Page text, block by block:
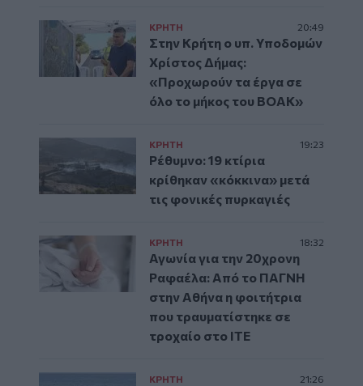
ΚΡΗΤΗ 20:49
Στην Κρήτη ο υπ. Υποδομών
Χρίστος Δήμας:
«Προχωρούν τα έργα σε
όλο το μήκος του ΒΟΑΚ»
ΚΡΗΤΗ 19:23
Ρέθυμνο: 19 κτίρια
κρίθηκαν «κόκκινα» μετά
τις φονικές πυρκαγιές
ΚΡΗΤΗ 18:32
Αγωνία για την 20χρονη
Ραφαέλα: Από το ΠΑΓΝΗ
στην Αθήνα η φοιτήτρια
που τραυματίστηκε σε
τροχαίο στο ΙΤΕ
ΚΡΗΤΗ 21:26